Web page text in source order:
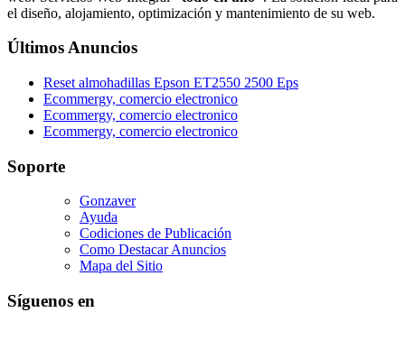
el diseño, alojamiento, optimización y mantenimiento de su web.
Últimos Anuncios
Reset almohadillas Epson ET2550 2500 Eps
Ecommergy, comercio electronico
Ecommergy, comercio electronico
Ecommergy, comercio electronico
Soporte
Gonzaver
Ayuda
Codiciones de Publicación
Como Destacar Anuncios
Mapa del Sitio
Síguenos en